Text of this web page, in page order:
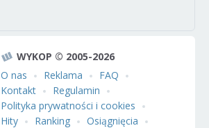
WYKOP © 2005-2026
O nas
Reklama
FAQ
Kontakt
Regulamin
Polityka prywatności i cookies
Hity
Ranking
Osiągnięcia